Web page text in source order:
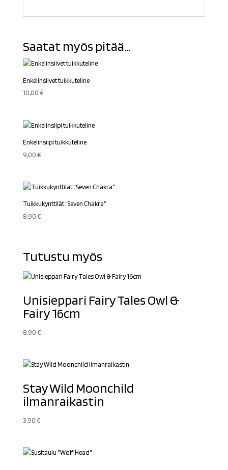
Saatat myös pitää...
Enkelinsiivet tuikkuteline
10,00€
Enkelinsiipi tuikkuteline
9,00€
Tuikkukynttilät ”Seven Chakra”
8,90€
Tutustu myös
Unisieppari Fairy Tales Owl &
Fairy 16cm
8,90€
Stay Wild Moonchild
ilmanraikastin
3,90€